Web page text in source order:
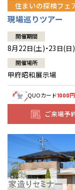
住まいの探検フェ
現場巡りツアー
開催期間
8月22日(土)・23日(日)
開催場所
甲府昭和展示場
QUOカード1000
ご来場予